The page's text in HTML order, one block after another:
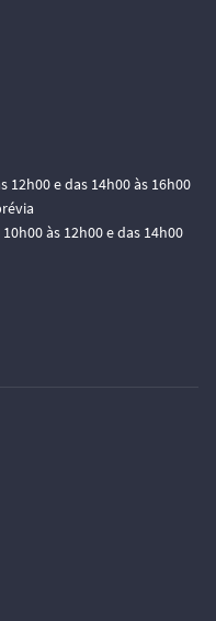
12h00 e das 14h00 às 16h00
às 12h00 e das 14h00